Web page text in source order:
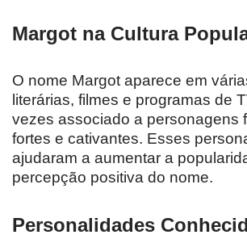
Margot na Cultura
O nome Margot aparece em
literárias, filmes e programas de
vezes associado a personagens
fortes e cativantes. Esses
ajudaram a aumentar a
percepção positiva do nome.
Personalidades